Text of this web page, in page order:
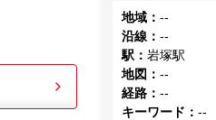
地域 ：--
沿線 ：--
駅 ：岩塚駅
地図 ：--
経路 ：--
キーワード ：--